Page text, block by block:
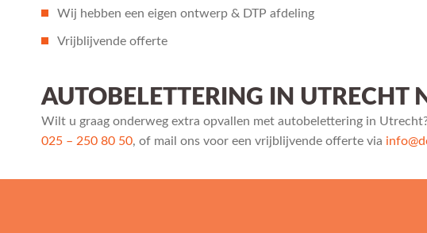
Wij hebben een eigen ontwerp & DTP afdeling
Vrijblijvende offerte
AUTOBELETTERING IN UTRECHT
Wilt u graag onderweg extra opvallen met autobelettering in
025 – 250 80 50, of mail ons voor een vrijblijvende offerte via